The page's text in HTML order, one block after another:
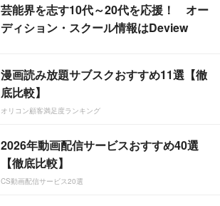
芸能界を志す10代～20代を応援！ オー
ディション・スクール情報はDeview
漫画読み放題サブスクおすすめ11選【徹
底比較】
オリコン顧客満足度ランキング
2026年動画配信サービスおすすめ40選
【徹底比較】
CS動画配信サービス20選